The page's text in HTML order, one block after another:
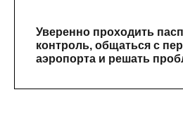
Уверенно проходить
контроль, общаться с
аэропорта и решать